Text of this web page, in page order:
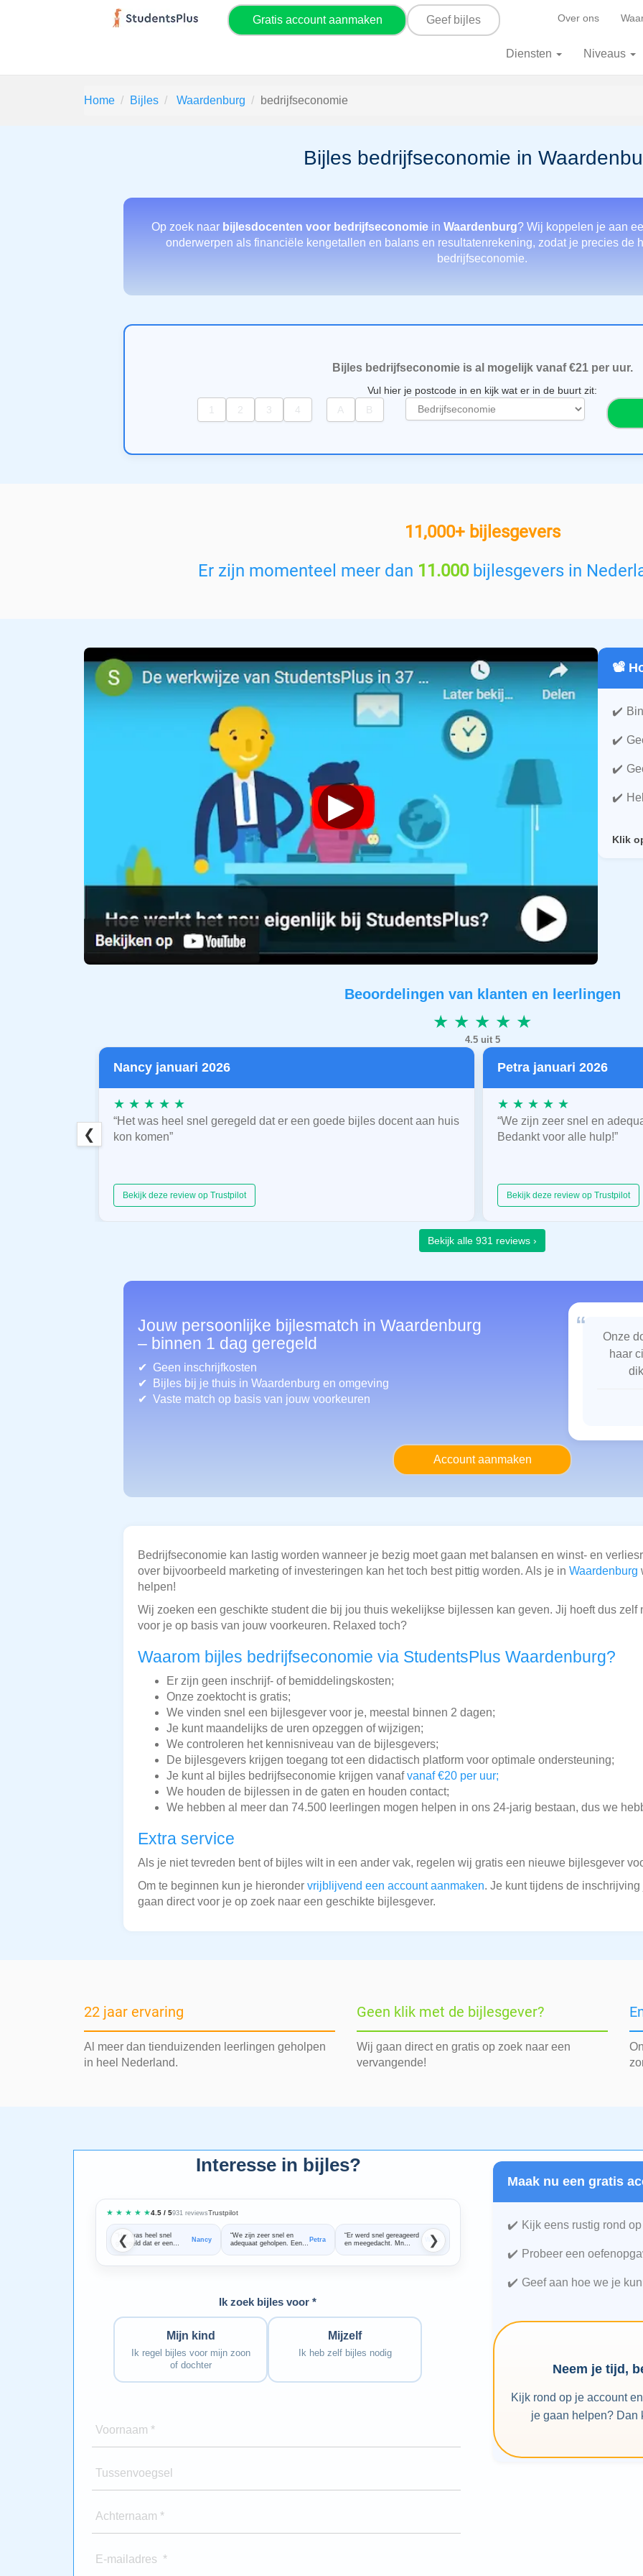
Gratis account aanmaken Geef bijles Over ons
Diensten Niveaus
Home Bijles Waardenburg bedrijfseconomie
Bijles bedrijfseconomie in
Op zoek naar bijlesdocenten voor bedrijfseconomiein Waardenburg? Wij koppelen je aan
onderwerpen als financiële kengetallen en balans en resultatenrekening, zodat je precies de
bedrijfseconomie.
Bijles bedrijfseconomie is al mogelijk vanaf €21 per uur.
Vul hier je postcode in en kijk wat er in de buurt zit:
e
e
n
11,000+ bijlesgevers
Er zijn momenteel meer dan 11.000bijlesgevers in
▶
📽️
Klik
Beoordelingen van klanten en leerlingen
★ ★ ★ ★ ★
4.5 uit 5
Nancy januari 2026
★ ★ ★ ★ ★
“Het was heel snel geregeld dat er een goede bijles docent aan huis
kon komen”
Bekijk deze review op Trustpilot
Petra januari 2026
★ ★ ★ ★ ★
“We zijn zeer snel en
Bedankt voor alle hulp!”
Bekijk deze review op Trustpilot
❮
Bekijk alle 931 reviews ›
Jouw persoonlijke bijlesmatch in Waardenburg
– binnen 1 dag geregeld
Geen inschrijfkosten
Bijles bij je thuis in Waardenburg en omgeving
Vaste match op basis van jouw voorkeuren
“
Onze
haar
Account aanmaken
Bedrijfseconomie kan lastig worden wanneer je bezig moet gaan met balansen en winst- en
over bijvoorbeeld marketing of investeringen kan het toch best pittig worden. Als je in Waardenburg
helpen!
Wij zoeken een geschikte student die bij jou thuis wekelijkse bijlessen kan geven. Jij hoeft dus zelf
voor je op basis van jouw voorkeuren. Relaxed toch?
Waarom bijles bedrijfseconomie via StudentsPlus Waardenburg?
Er zijn geen inschrijf- of bemiddelingskosten;
Onze zoektocht is gratis;
We vinden snel een bijlesgever voor je, meestal binnen 2 dagen;
Je kunt maandelijks de uren opzeggen of wijzigen;
We controleren het kennisniveau van de bijlesgevers;
De bijlesgevers krijgen toegang tot een didactisch platform voor optimale ondersteuning;
Je kunt al bijles bedrijfseconomie krijgen vanafvanaf €20 per uur;
We houden de bijlessen in de gaten en houden contact;
We hebben al meer dan 74.500 leerlingen mogen helpen in ons 24-jarig bestaan, dus we
Extra service
Als je niet tevreden bent of bijles wilt in een ander vak, regelen wij gratis een nieuwe bijlesgever
Om te beginnen kun je hieronder vrijblijvend een account aanmaken. Je kunt tijdens de
gaan direct voor je op zoek naar een geschikte bijlesgever.
22 jaar ervaring
Al meer dan tienduizenden leerlingen geholpen
in heel Nederland.
Geen klik met de bijlesgever?
Wij gaan direct en gratis op zoek naar een
vervangende!
Interesse in bijles?
★ ★ ★ ★ ★4.5 / 5931 reviewsTrustpilot
“Het was heel snel
geregeld dat er een
goede bijles docent aan
Nancy
“We zijn zeer snel en
adequaat geholpen. Een
Petra
“Er werd snel gereageerd
en meegedacht. Mn
Wiskunde. Ze haalde
Wies
Twee dagen later stond
er al iemand op de
match op wiskunde
professioneel.”
❮ ❯
Ik zoek bijles voor *
Mijn kind
Ik regel bijles voor mijn zoon
of dochter
Mijzelf
Ik heb zelf bijles nodig
Voornaam *
Tussenvoegsel
Achternaam *
E-mailadres *
Maak nu een gratis
Kijk eens rustig rond
Probeer een
Geef aan hoe we je
Neem je tijd,
Kijk rond op je account
je gaan helpen? Dan